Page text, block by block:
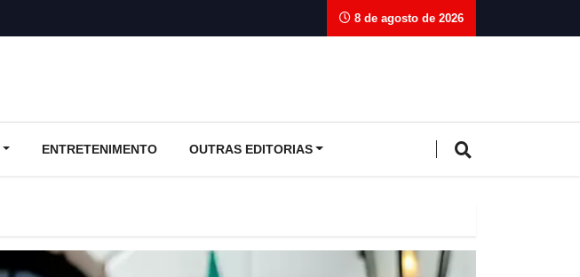
8 de agosto de 2026
ENTRETENIMENTO OUTRAS EDITORIAS